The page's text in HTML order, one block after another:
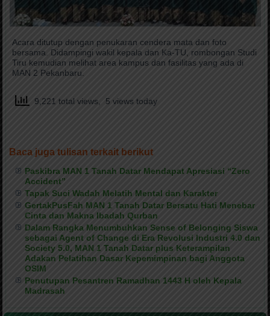
Acara ditutup dengan penukaran cendera mata dan foto
bersama. Didampingi wakil kepala dan Ka-TU, rombongan Studi
Tiru kemudian melihat area kampus dan fasilitas yang ada di
MAN 2 Pekanbaru.
9,221 total views, 5 views today
Baca juga tulisan terkait berikut
Paskibra MAN 1 Tanah Datar Mendapat Apresiasi “Zero
Accident”
Tapak Suci Wadah Melatih Mental dan Karakter
GertakPusFah MAN 1 Tanah Datar Bersatu Hati Menebar
Cinta dan Makna Ibadah Qurban
Dalam Rangka Menumbuhkan Sense of Belonging Siswa
sebagai Agent of Change di Era Revolusi Industri 4.0 dan
Society 5.0, MAN 1 Tanah Datar plus Keterampilan
Adakan Pelatihan Dasar Kepemimpinan bagi Anggota
OSIM
Penutupan Pesantren Ramadhan 1443 H oleh Kepala
Madrasah